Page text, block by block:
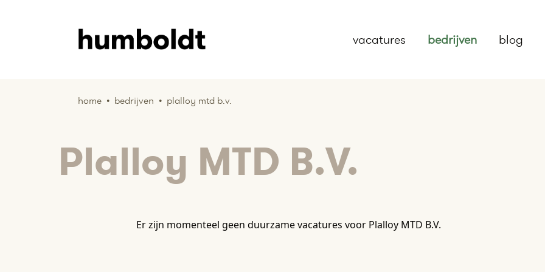
vacatures bedrijven blog
home • bedrijven • plalloy mtd b.v.
Plalloy MTD B.V.
Er zijn momenteel geen duurzame vacatures voor Plalloy MTD B.V.